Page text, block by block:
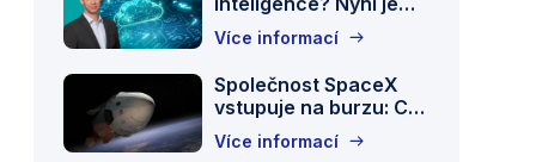
Senate
Banking
Committee
hearing
his
usw.
in
den
USA
čas rozhodnout, kdo
by z ní mohl mít
skutečný prospěch.
Více informací
Společnost SpaceX
vstupuje na burzu: Co
se skrývá za největším
IPO v historii
Více informací